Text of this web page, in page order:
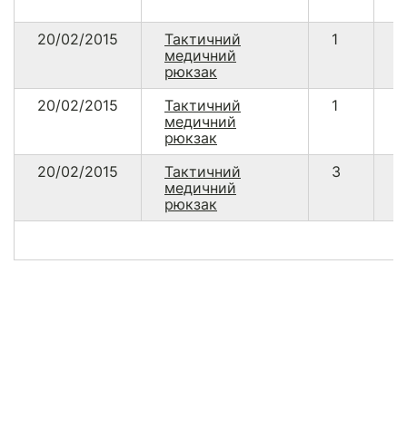
20/02/2015
Тактичний
медичний
рюкзак
1
20/02/2015
Тактичний
медичний
рюкзак
1
20/02/2015
Тактичний
медичний
рюкзак
3